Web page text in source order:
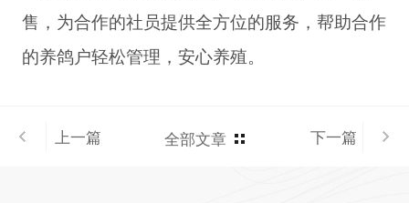
售，为合作的社员提供全方位的服务，帮助合作
的养鸽户轻松管理，安心养殖。
上一篇 全部文章 下一篇